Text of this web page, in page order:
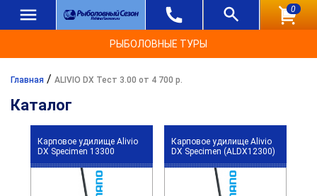
0
РЫБОЛОВНЫЕ ТУРЫ
Главная / ALIVIO DX Тест 3.00 от 4 700 р.
Каталог
Карповое удилище Alivio
DX Specimen 13300
Карповое удилище Alivio
DX Specimen (ALDX12300)